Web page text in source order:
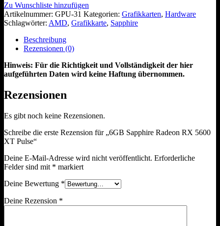
Zu Wunschliste hinzufügen
Artikelnummer: GPU-31 Kategorien: Grafikkarten, Hardware
Schlagwörter: AMD, Grafikkarte, Sapphire
Beschreibung
Rezensionen (0)
Hinweis: Für die Richtigkeit und Vollständigkeit der hier
aufgeführten Daten wird keine Haftung übernommen.
Rezensionen
Es gibt noch keine Rezensionen.
Schreibe die erste Rezension für „6GB Sapphire Radeon RX 5600
XT Pulse“
Deine E-Mail-Adresse wird nicht veröffentlicht. Erforderliche
Felder sind mit * markiert
Deine Bewertung *
Deine Rezension *